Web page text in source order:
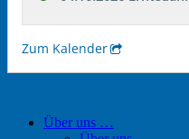
Über uns …